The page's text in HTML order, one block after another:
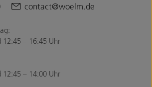
contact@woelm.de
12:45 – 16:45 Uhr
12:45 – 14:00 Uhr